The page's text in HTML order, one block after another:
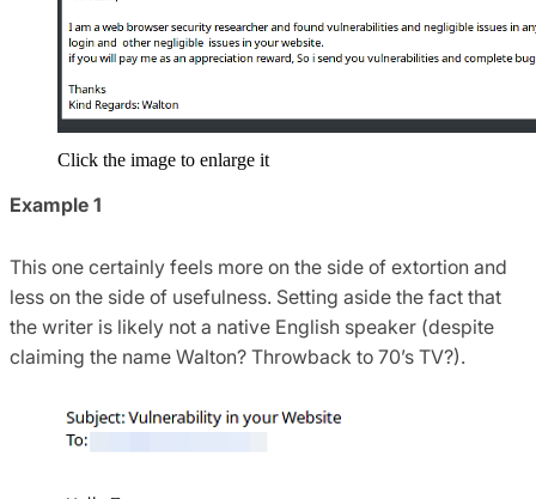
Click the image to enlarge it
Example 1
This one certainly feels more on the side of extortion and
less on the side of usefulness. Setting aside the fact that
the writer is likely not a native English speaker (despite
claiming the name Walton? Throwback to 70’s TV?).